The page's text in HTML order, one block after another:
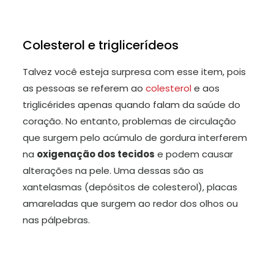
Colesterol e triglicerídeos
Talvez você esteja surpresa com esse item, pois
as pessoas se referem ao colesterole aos
triglicérides apenas quando falam da saúde do
coração. No entanto, problemas de circulação
que surgem pelo acúmulo de gordura interferem
na oxigenação dos tecidos e podem causar
alterações na pele. Uma dessas são as
xantelasmas (depósitos de colesterol), placas
amareladas que surgem ao redor dos olhos ou
nas pálpebras.